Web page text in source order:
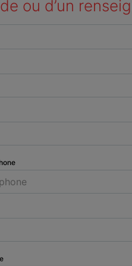
ou d’un